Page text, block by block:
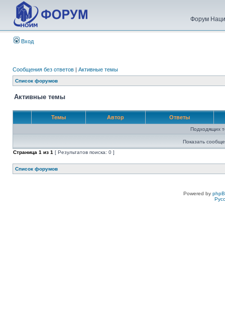
Форум
Вход
Сообщения без ответов | Активные темы
Список форумов
Активные темы
Темы Автор Ответы
Подходящих
Показать
Страница 1 из 1 [ Результатов поиска: 0 ]
Список форумов
Powered by